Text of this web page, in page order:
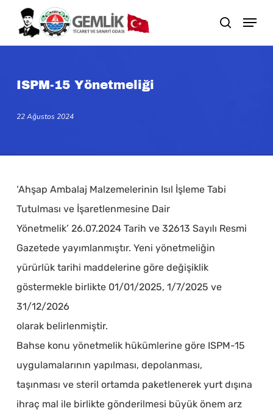
main
search
ISPM-15 Yönetmeliği
22 Ağustos 2024
‘Ahşap Ambalaj Malzemelerinin Isıl İşleme Tabi
Tutulması ve İşaretlenmesine Dair
Yönetmelik’ 26.07.2024 Tarih ve 32613 Sayılı Resmi
Gazetede yayımlanmıştır. Yeni yönetmeliğin
yürürlük tarihi maddelerine göre değişiklik
göstermekle birlikte 01/01/2025, 1/7/2025 ve
31/12/2026
olarak belirlenmiştir.
Bahse konu yönetmelik hükümlerine göre ISPM-15
uygulamalarının yapılması, depolanması,
taşınması ve steril ortamda paketlenerek yurt dışına
ihraç mal ile birlikte gönderilmesi büyük önem arz